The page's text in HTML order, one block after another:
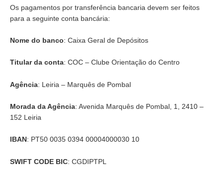
Os pagamentos por transferência bancaria devem ser feitos
para a seguinte conta bancária:
Nome do banco: Caixa Geral de Depósitos
Titular da conta: COC – Clube Orientação do Centro
Agência: Leiria – Marquês de Pombal
Morada da Agência: Avenida Marquês de Pombal, 1, 2410 –
152 Leiria
IBAN: PT50 0035 0394 00004000030 10
SWIFT CODE BIC: CGDIPTPL